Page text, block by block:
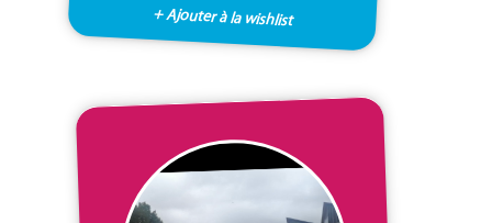
+ Ajouter à la wishlist